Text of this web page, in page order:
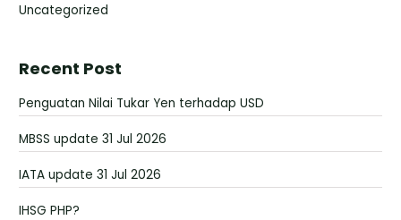
Uncategorized
Recent Post
Penguatan Nilai Tukar Yen terhadap USD
MBSS update 31 Jul 2026
IATA update 31 Jul 2026
IHSG PHP?